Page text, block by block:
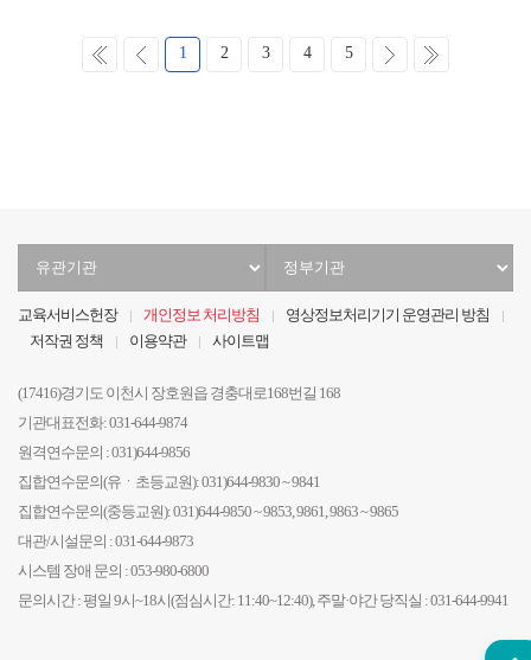
처
이
1 2 3 4 5
다
마
교육서비스헌장 개인정보 처리방침
영상정보처리기기 운영관리 방침
저작권 정책
이용약관 사이트맵
(17416)경기도 이천시 장호원읍 경충대로168번길 168
기관대표전화: 031-644-9874
원격연수문의 : 031)644-9856
집합연수문의(유ㆍ초등교원): 031)644-9830 ~ 9841
집합연수문의(중등교원): 031)644-9850 ~ 9853, 9861, 9863 ~ 9865
대관/시설문의 : 031-644-9873
시스템 장애 문의 : 053-980-6800
문의시간 : 평일 9시~18시(점심시간: 11:40~12:40), 주말·야간 당직실 : 031-644-9941
관
선
관
선